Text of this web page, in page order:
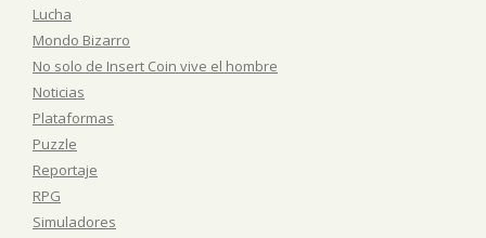
Lucha
Mondo Bizarro
No solo de Insert Coin vive el hombre
Noticias
Plataformas
Puzzle
Reportaje
RPG
Simuladores